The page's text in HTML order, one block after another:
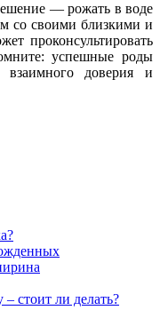
— рожать в воде
со своими близкими и
проконсультировать
успешные роды
доверия и
стоит ли делать?